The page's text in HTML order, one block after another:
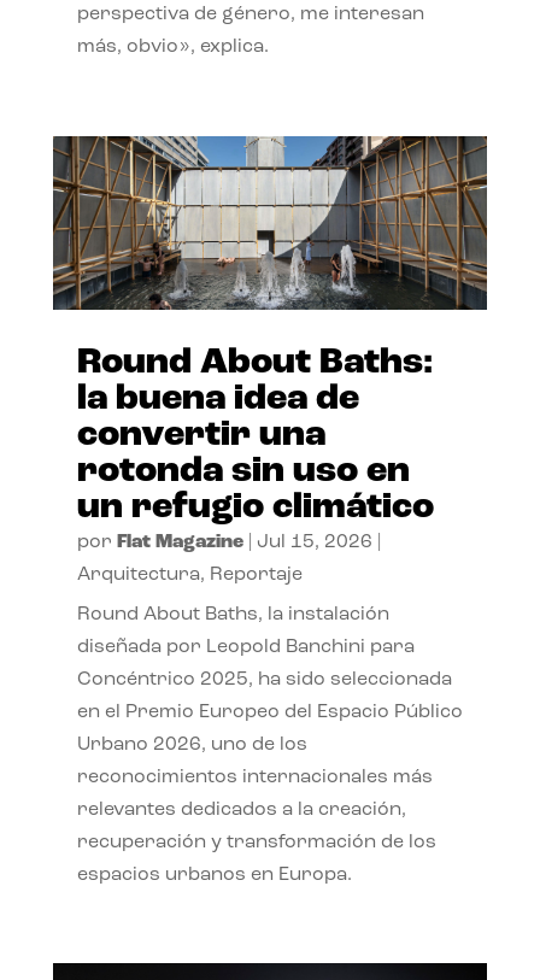
perspectiva de género, me interesan
más, obvio», explica.
Round About Baths:
la buena idea de
convertir una
rotonda sin uso en
un refugio climático
por Flat Magazine| Jul 15, 2026
Arquitectura, Reportaje
Round About Baths, la instalación
diseñada por Leopold Banchini para
Concéntrico 2025, ha sido seleccionada
en el Premio Europeo del Espacio Público
Urbano 2026, uno de los
reconocimientos internacionales más
relevantes dedicados a la creación,
recuperación y transformación de los
espacios urbanos en Europa.